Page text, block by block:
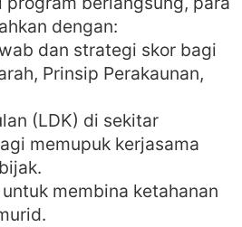
dengan:
dan strategi skor bagi
Prinsip Perakaunan,
(LDK) di sekitar
memupuk kerjasama
membina ketahanan